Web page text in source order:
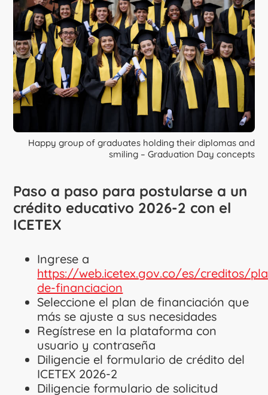
Happy group of graduates holding their diplomas and
smiling – Graduation Day concepts
Paso a paso para postularse a un
crédito educativo 2026-2 con el
ICETEX
Ingrese a
https://web.icetex.gov.co/es/creditos/
de-financiacion
Seleccione el plan de financiación que
más se ajuste a sus necesidades
Regístrese en la plataforma con
usuario y contraseña
Diligencie el formulario de crédito del
ICETEX 2026-2
Diligencie formulario de solicitud